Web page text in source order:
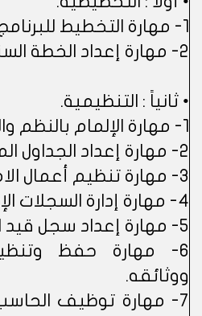
1- مهارة التخطيط للبرنامج اليومي.
2- مهارة إعداد الخطة السنوية.
• ثانياً : التنظيمية.
1- مهارة الإلمام بالنظم واللوائح المدرسية.
2- مهارة إعداد الجداول المدرسية.
3- مهارة تنظيم أعمال الامتحانات.
4- مهارة إدارة السجلات الإدارية والمالية.
5- مهارة إعداد سجل قيد الطلبة.
6- مهارة حفظ
ووثائقه.
7- مهارة توظيف